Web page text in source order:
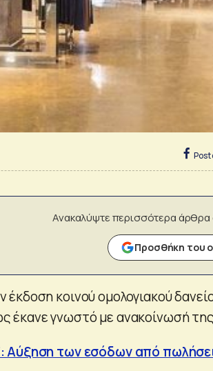
Post
Ανακαλύψτε περισσότερα
Προσθήκη του
έκδοση κοινού ομολογιακού
έκανε γνωστό με ανακοίνωσή
Αύξηση των εσόδων από